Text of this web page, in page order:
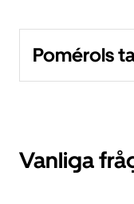
Pomérols
Vanliga